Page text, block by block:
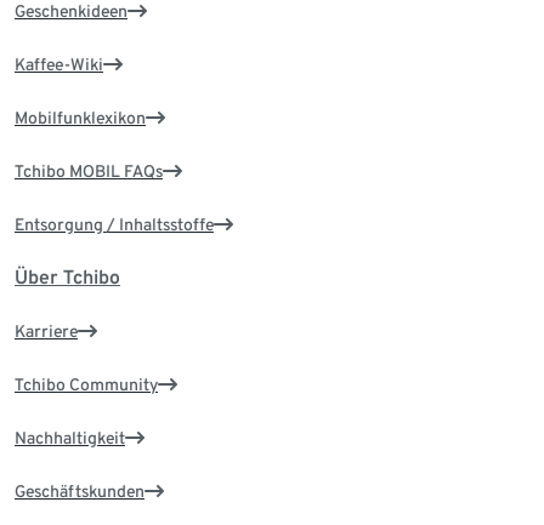
Geschenkideen
Kaffee-Wiki
Mobilfunklexikon
Tchibo MOBIL FAQs
Entsorgung / Inhaltsstoffe
Über Tchibo
Karriere
Tchibo Community
Nachhaltigkeit
Geschäftskunden